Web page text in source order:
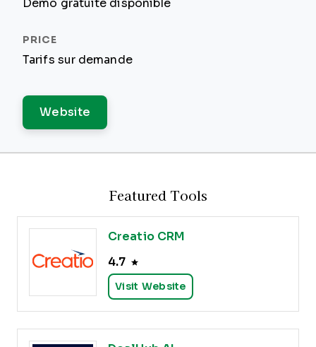
Démo gratuite disponible
Tarifs sur demande
Website
Featured Tools
Creatio CRM
4.7
Visit Website